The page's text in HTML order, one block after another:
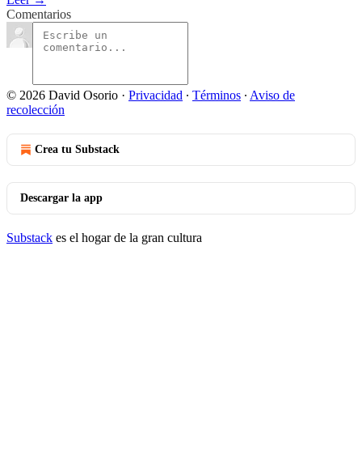
Comentarios
© 2026 David Osorio · Privacidad ∙ Términos ∙ Aviso de
recolección
Crea tu Substack
Descargar la app
Substack es el hogar de la gran cultura